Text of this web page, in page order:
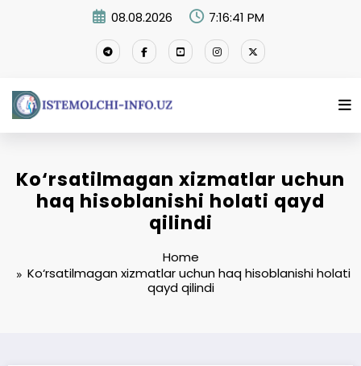
08.08.2026 7:16:41 PM
Ko‘rsatilmagan xizmatlar uchun
haq hisoblanishi holati qayd
qilindi
Home
Ko‘rsatilmagan xizmatlar uchun haq hisoblanishi holati
qayd qilindi